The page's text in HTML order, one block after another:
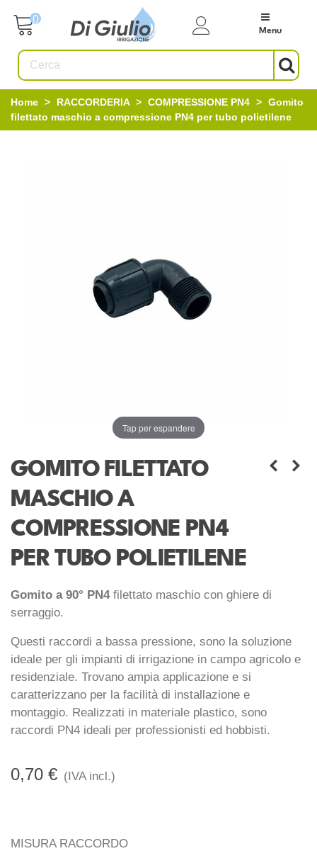
0
Menu
Home > RACCORDERIA > COMPRESSIONE PN4 > Gomito
filettato maschio a compressione PN4 per tubo polietilene
Tap per espandere
GOMITO FILETTATO
MASCHIO A
COMPRESSIONE PN4
PER TUBO POLIETILENE
Gomito a 90° PN4filettato maschio con ghiere di
serraggio.
Questi raccordi a bassa pressione, sono la soluzione
ideale per gli impianti di irrigazione in campo agricolo e
residenziale. Trovano ampia applicazione e si
caratterizzano per la facilità di installazione e
montaggio. Realizzati in materiale plastico, sono
raccordi PN4 ideali per professionisti ed hobbisti.
0,70 € (IVA incl.)
MISURA RACCORDO